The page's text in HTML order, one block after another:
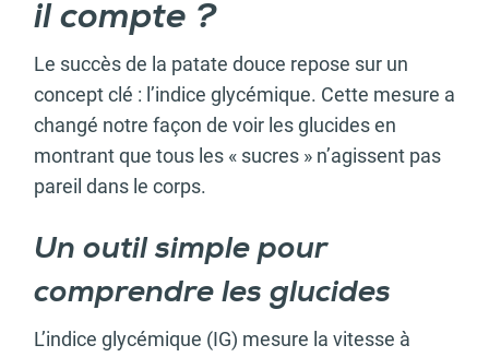
il compte ?
Le succès de la patate douce repose sur un
concept clé : l’indice glycémique. Cette mesure a
changé notre façon de voir les glucides en
montrant que tous les « sucres » n’agissent pas
pareil dans le corps.
Un outil simple pour
comprendre les glucides
L’indice glycémique (IG) mesure la vitesse à